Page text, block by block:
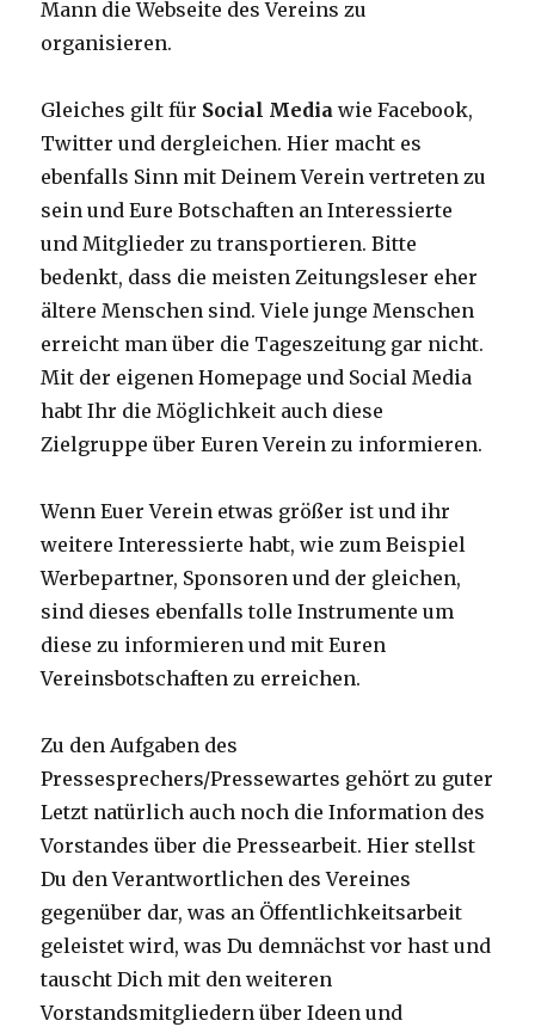
Mann die Webseite des Vereins zu
organisieren.
Gleiches gilt für Social Media wie Facebook,
Twitter und dergleichen. Hier macht es
ebenfalls Sinn mit Deinem Verein vertreten zu
sein und Eure Botschaften an Interessierte
und Mitglieder zu transportieren. Bitte
bedenkt, dass die meisten Zeitungsleser eher
ältere Menschen sind. Viele junge Menschen
erreicht man über die Tageszeitung gar nicht.
Mit der eigenen Homepage und Social Media
habt Ihr die Möglichkeit auch diese
Zielgruppe über Euren Verein zu informieren.
Wenn Euer Verein etwas größer ist und ihr
weitere Interessierte habt, wie zum Beispiel
Werbepartner, Sponsoren und der gleichen,
sind dieses ebenfalls tolle Instrumente um
diese zu informieren und mit Euren
Vereinsbotschaften zu erreichen.
Zu den Aufgaben des
Pressesprechers/Pressewartes gehört zu guter
Letzt natürlich auch noch die Information des
Vorstandes über die Pressearbeit. Hier stellst
Du den Verantwortlichen des Vereines
gegenüber dar, was an Öffentlichkeitsarbeit
geleistet wird, was Du demnächst vor hast und
tauscht Dich mit den weiteren
Vorstandsmitgliedern über Ideen und